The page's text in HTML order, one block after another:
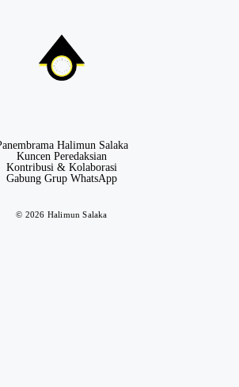
Halimun Salaka
Kuncen Peredaksian
Kontribusi & Kolaborasi
Gabung Grup WhatsApp
© 2026 Halimun Salaka